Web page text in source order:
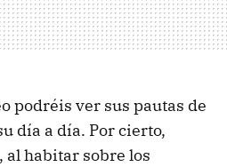
podréis ver sus pautas de
día a día. Por cierto,
al habitar sobre los